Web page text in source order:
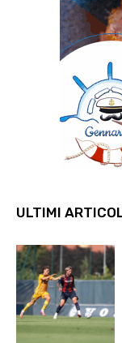
ULTIMI